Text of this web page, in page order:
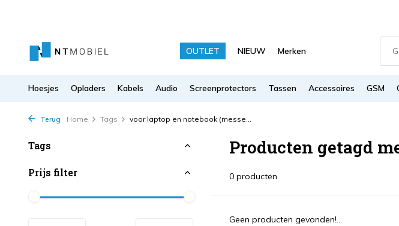
OUTLET NIEUW Merken
Hoesjes Opladers Kabels Audio Screenprotectors Tassen Accessoires GSM
Terug Home Tags voor laptop en notebook (messe...
Tags
Prijs filter
Producten getagd
0 producten
Geen producten gevonden!...